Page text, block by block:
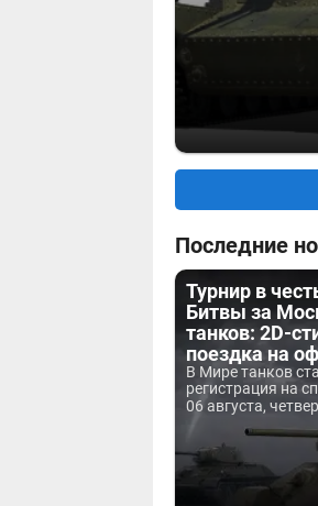
Последние
Турнир в
Битвы за
танков: 2D-
поездка на
В Мире танков
регистрация на
06 августа,